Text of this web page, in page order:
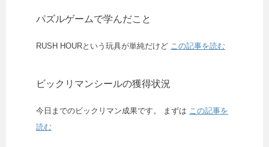
パズルゲームで学んだこと
RUSH HOURという玩具が単純だけど この記事を読む
ビックリマンシールの獲得状況
今日までのビックリマン成果です。 まずは この記事を
読む